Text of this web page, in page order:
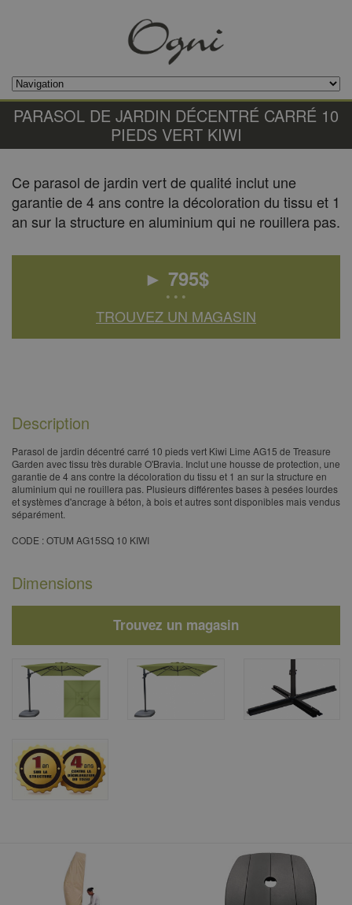
PARASOL DE JARDIN DÉCENTRÉ CARRÉ 10
PIEDS VERT KIWI
Ce parasol de jardin vert de qualité inclut une
garantie de 4 ans contre la décoloration du tissu et 1
an sur la structure en aluminium qui ne rouillera pas.
► 795$
• • •
TROUVEZ UN MAGASIN
Description
​Parasol de jardin décentré carré 10 pieds vert Kiwi Lime AG15 de Treasure
Garden avec tissu très durable O'Bravia. Inclut une housse de protection, une
garantie de 4 ans contre la décoloration du tissu et 1 an sur la structure en
aluminium qui ne rouillera pas. Plusieurs différentes bases à pesées lourdes
et systèmes d'ancrage à béton, à bois et autres sont disponibles mais vendus
séparément.
​CODE : OTUM AG15SQ 10 KIWI
Dimensions
Trouvez un magasin